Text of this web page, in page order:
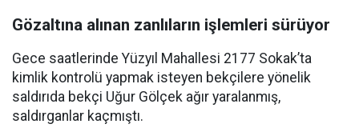
Gözaltına alınan zanlıların işlemleri sürüyor
Gece saatlerinde Yüzyıl Mahallesi 2177 Sokak’ta
kimlik kontrolü yapmak isteyen bekçilere yönelik
saldırıda bekçi Uğur Gölçek ağır yaralanmış,
saldırganlar kaçmıştı.